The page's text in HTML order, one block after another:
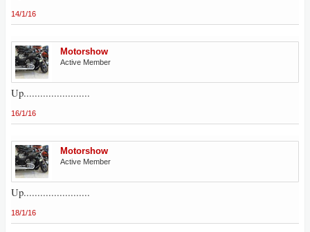
14/1/16
Motorshow
Active Member
Up........................
16/1/16
Motorshow
Active Member
Up........................
18/1/16